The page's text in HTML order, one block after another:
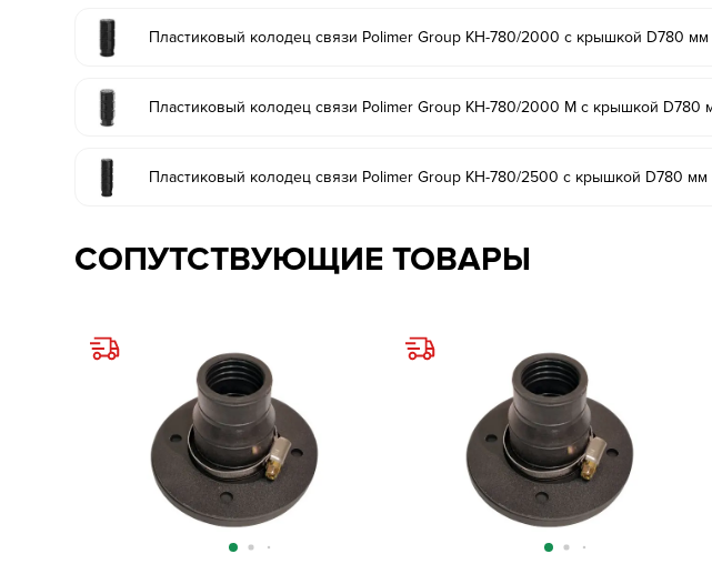
Пластиковый колодец связи Polimer Group КН-780/2000 с крышкой D780 мм
Пластиковый колодец связи Polimer Group КН-780/2000 М с крышкой D780
Пластиковый колодец связи Polimer Group КН-780/2500 с крышкой D780 мм
СОПУТСТВУЮЩИЕ ТОВАРЫ